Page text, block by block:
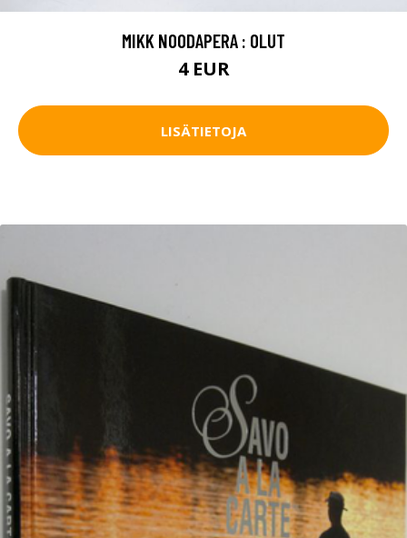
MIKK NOODAPERA : OLUT
4 EUR
LISÄTIETOJA